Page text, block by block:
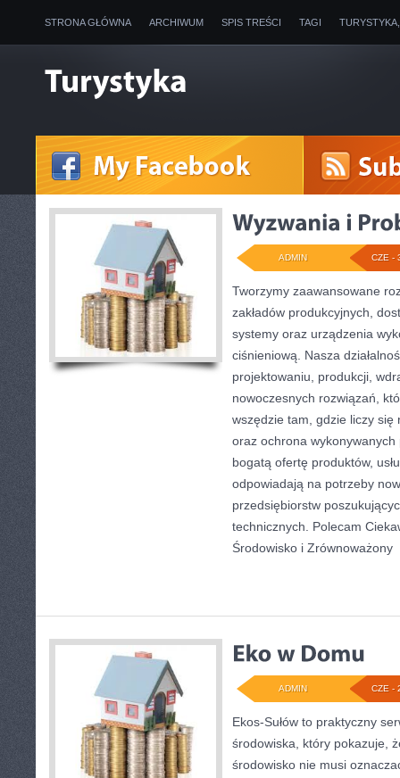
STRONA GŁÓWNA ARCHIWUM SPIS TREŚCI TAGI
CZE -
ADMIN
Tworzymy zaawansowane
zakładów produkcyjnych,
systemy oraz urządzenia
ciśnieniową. Nasza
projektowaniu, produkcji,
nowoczesnych rozwiązań,
wszędzie tam, gdzie liczy się
oraz ochrona
bogatą ofertę produktów,
odpowiadają na potrzeby
przedsiębiorstw
technicznych. Polecam
Środowisko i Zrównoważony
CZE -
ADMIN
Ekos-Sułów to praktyczny
środowiska, który pokazuje,
środowisko nie musi